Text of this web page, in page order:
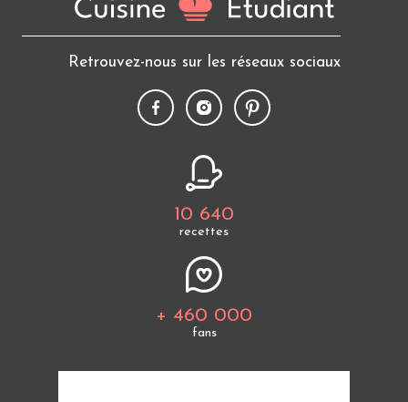
Retrouvez-nous sur les réseaux sociaux
10 640
recettes
+ 460 000
fans